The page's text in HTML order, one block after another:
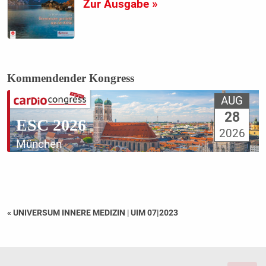
Zur Ausgabe »
Kommendender Kongress
ESC 2026
München
AUG
28
2026
« UNIVERSUM INNERE MEDIZIN |UIM 07|2023